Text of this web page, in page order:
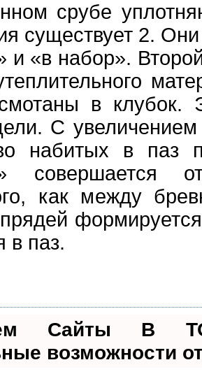
срубе
существует 2.
и «в набор».
в клубок.
С
набитых в паз
совершается
как между
в паз.
Сайты В
возможности